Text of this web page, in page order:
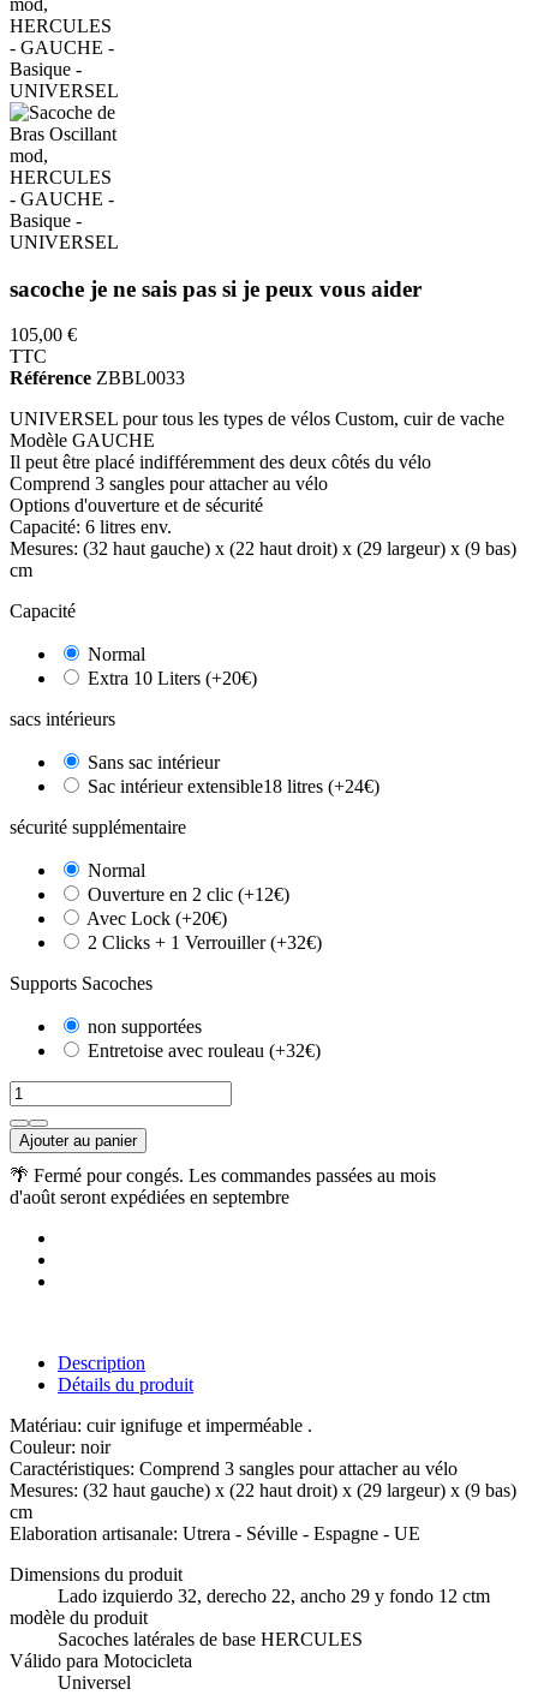
sacoche je ne sais pas si je peux vous aider
105,00 €
TTC
Référence ZBBL0033
UNIVERSEL pour tous les types de vélos Custom, cuir de vache
Modèle GAUCHE
Il peut être placé indifféremment des deux côtés du vélo
Comprend 3 sangles pour attacher au vélo
Options d'ouverture et de sécurité
Capacité: 6 litres env.
Mesures: (32 haut gauche) x (22 haut droit) x (29 largeur) x (9 bas)
cm
Capacité
Normal
Extra 10 Liters (+20€)
sacs intérieurs
Sans sac intérieur
Sac intérieur extensible18 litres (+24€)
sécurité supplémentaire
Normal
Ouverture en 2 clic (+12€)
Avec Lock (+20€)
2 Clicks + 1 Verrouiller (+32€)
Supports Sacoches
non supportées
Entretoise avec rouleau (+32€)
Ajouter au panier
🌴 Fermé pour congés. Les commandes passées au mois
d'août seront expédiées en septembre
Description
Détails du produit
Matériau: cuir ignifuge et imperméable .
Couleur: noir
Caractéristiques: Comprend 3 sangles pour attacher au vélo
Mesures: (32 haut gauche) x (22 haut droit) x (29 largeur) x (9 bas)
cm
Elaboration artisanale: Utrera - Séville - Espagne - UE
Dimensions du produit
Lado izquierdo 32, derecho 22, ancho 29 y fondo 12 ctm
modèle du produit
Sacoches latérales de base HERCULES
Válido para Motocicleta
Universel